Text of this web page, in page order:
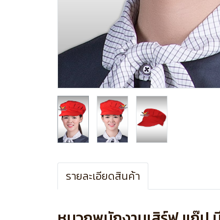
รายละเอียดสินค้า